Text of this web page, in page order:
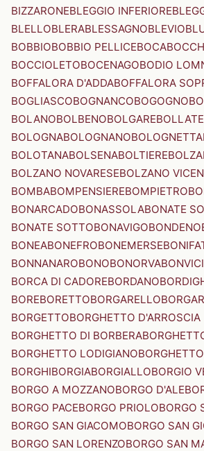
BIZZARONEBLEGGIO INFERIORE
BLELLOBLERABLESSAGNOBLEVIO
BOBBIOBOBBIO PELLICEBOCA
BOCCIOLETOBOCENAGOBODIO
BOFFALORA D'ADDABOFFALORA
BOGLIASCOBOGNANCOBOGOGNO
BOLANOBOLBENOBOLGAREBOLLATE
BOLOGNABOLOGNANOBOLOGNETTA
BOLOTANABOLSENABOLTIERE
BOLZANO NOVARESEBOLZANO
BOMBABOMPENSIEREBOMPIETRO
BONARCADOBONASSOLABONATE
BONATE SOTTOBONAVIGOBONDENO
BONEABONEFROBONEMERSE
BONNANAROBONOBONORVA
BORCA DI CADOREBORDANO
BOREBORETTOBORGARELLO
BORGETTOBORGHETTO D'ARROSCIA
BORGHETTO DI BORBERA
BORGHETTO LODIGIANO
BORGHIBORGIABORGIALLOBORGIO
BORGO A MOZZANOBORGO D'ALE
BORGO PACEBORGO PRIOLOBORGO
BORGO SAN GIACOMOBORGO SAN
BORGO SAN LORENZOBORGO SAN